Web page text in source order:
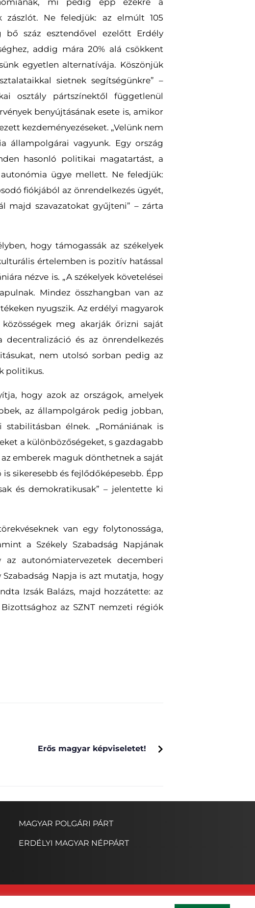
zászlót. Ne feledjük: az elmúlt 105
bő száz esztendővel ezelőtt Erdély
addig mára 20% alá csökkent
egyetlen alternatívája. Köszönjük
sietnek segítségünkre” –
osztály pártszínektől függetlenül
benyújtásának esete is, amikor
kezdeményezéseket. „Velünk nem
állampolgárai vagyunk. Egy ország
hasonló politikai magatartást, a
ügye mellett. Ne feledjük:
fiókjából az önrendelkezés ügyét,
majd szavazatokat gyűjteni” – zárta
hogy támogassák az székelyek
értelemben is pozitív hatással
nézve is. „A székelyek követelései
Mindez összhangban van az
nyugszik. Az erdélyi magyarok
meg akarják őrizni saját
és az önrendelkezés
nem utolsó sorban pedig az
politikus.
hogy azok az országok, amelyek
az állampolgárok pedig jobban,
élnek. „Romániának is
a különbözőségeket, s gazdagabb
emberek maguk dönthetnek a saját
sikeresebb és fejlődőképesebb. Épp
és demokratikusak” – jelentette ki
van egy folytonossága,
a Székely Szabadság Napjának
autonómiatervezetek decemberi
Napja is azt mutatja, hogy
Izsák Balázs, majd hozzátette: az
az SZNT nemzeti régiók
Erős magyar képviseletet!
MAGYAR POLGÁRI PÁRT
ERDÉLYI MAGYAR NÉPPÁRT